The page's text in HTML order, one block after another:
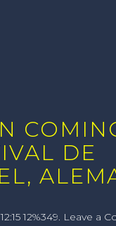
DE
12%349. Leave a